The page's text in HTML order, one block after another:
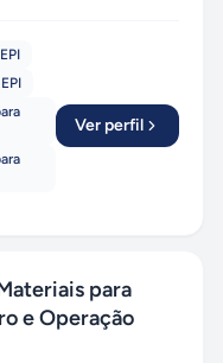
Ver perfil
para
e Operação